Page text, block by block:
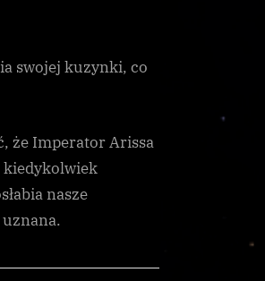
swojej kuzynki, co
że Imperator Arissa
kiedykolwiek
nasze